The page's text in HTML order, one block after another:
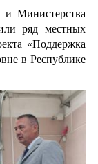
Министерства
ряд местных
«Поддержка
в Республике